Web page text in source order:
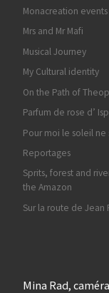
Monacreation events
Mrs and Mr Mafi
Musical Journey
My Cultural identity
On the Path of
Parfum de rose d’
Pour moi le soleil ne
Reportages
Sprits, forest and
the Amazon
Sur la route de Jean
Mina Rad,